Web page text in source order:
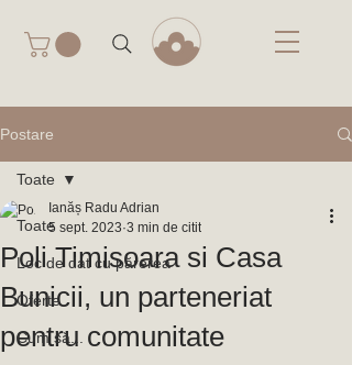
Postare
Toate
Loc de dat cu părerea
Oferte
Cum să...
Toate
Poli Timisoara si Casa
Bunicii, un parteneriat
pentru comunitate
Ianăș Radu Adrian
5 sept. 2023 3 min de citit